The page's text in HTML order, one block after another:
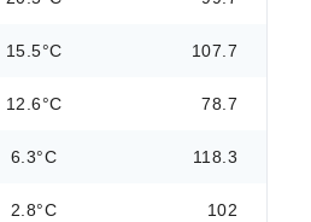
15.5°C 107.7
12.6°C 78.7
6.3°C 118.3
2.8°C 102